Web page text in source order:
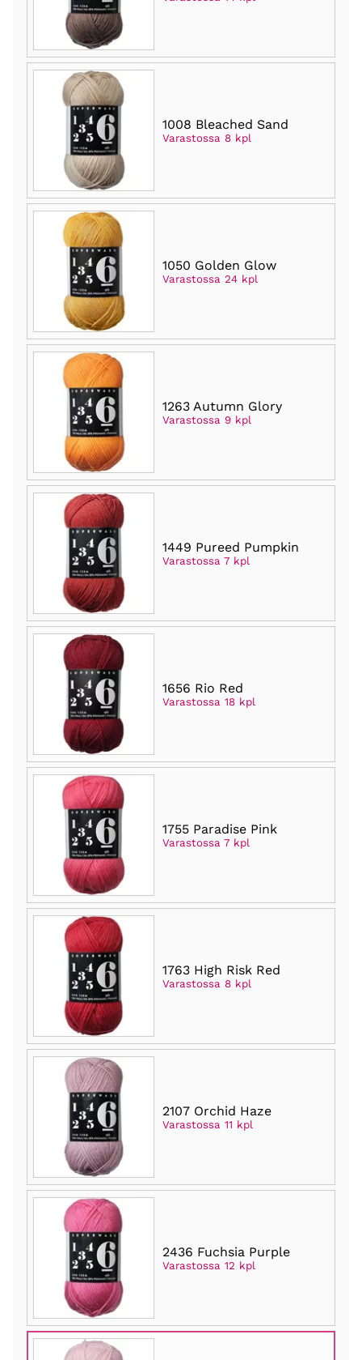
1008 Bleached Sand
Varastossa 8 kpl
1050 Golden Glow
Varastossa 24 kpl
1263 Autumn Glory
Varastossa 9 kpl
1449 Pureed Pumpkin
Varastossa 7 kpl
1656 Rio Red
Varastossa 18 kpl
1755 Paradise Pink
Varastossa 7 kpl
1763 High Risk Red
Varastossa 8 kpl
2107 Orchid Haze
Varastossa 11 kpl
2436 Fuchsia Purple
Varastossa 12 kpl